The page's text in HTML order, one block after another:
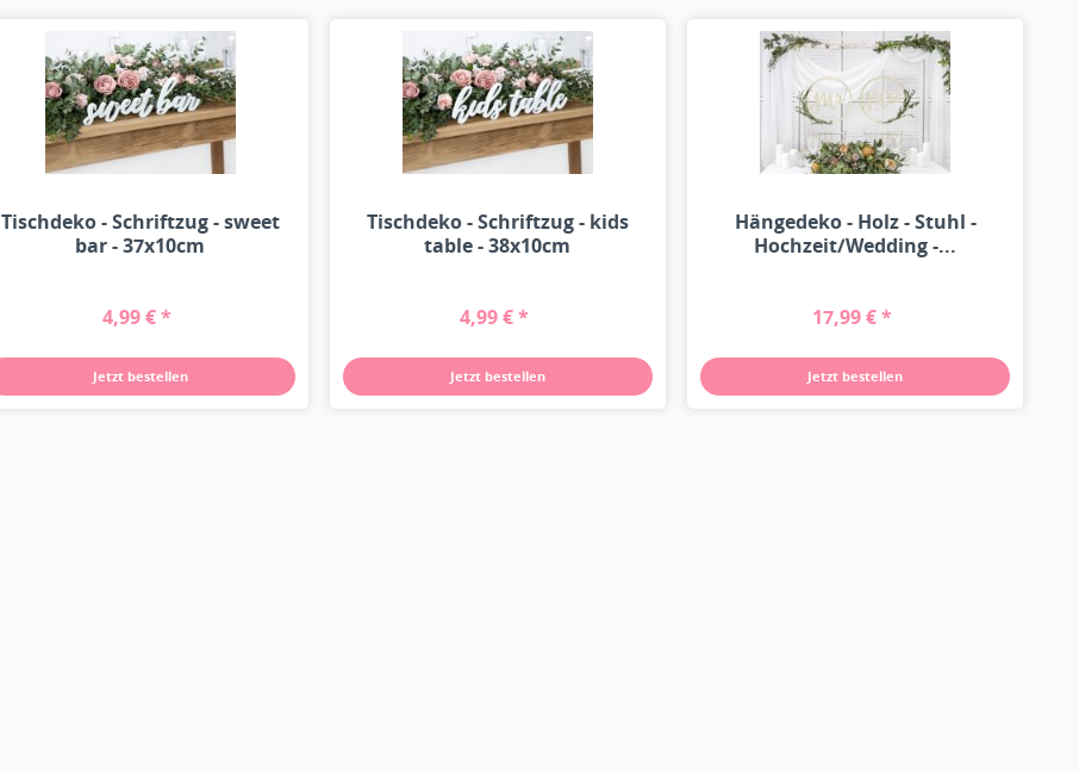
Tischdeko - Schriftzug - sweet
bar - 37x10cm
4,99 € *
Jetzt bestellen
Tischdeko - Schriftzug - kids
table - 38x10cm
4,99 € *
Jetzt bestellen
Hängedeko - Holz - Stuhl -
Hochzeit/Wedding -...
17,99 € *
Jetzt bestellen